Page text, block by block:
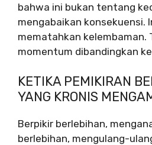
bahwa ini bukan tentang
mengabaikan konsekuensi.
mematahkan kelembaman.
momentum dibandingkan
KETIKA PEMIKIRAN
YANG KRONIS
Berpikir berlebihan,
berlebihan, mengulang-